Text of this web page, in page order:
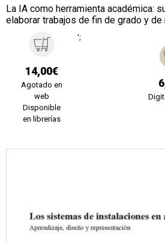
La IA como herramienta académica:
elaborar trabajos de fin de grado y de
14,00€
Agotado en
web
Disponible
en librerías
';